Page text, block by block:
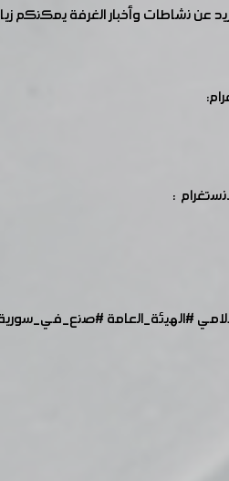
عن نشاطات وأخبار الغرفة يمكنكم
:
#الهيئة_العامة